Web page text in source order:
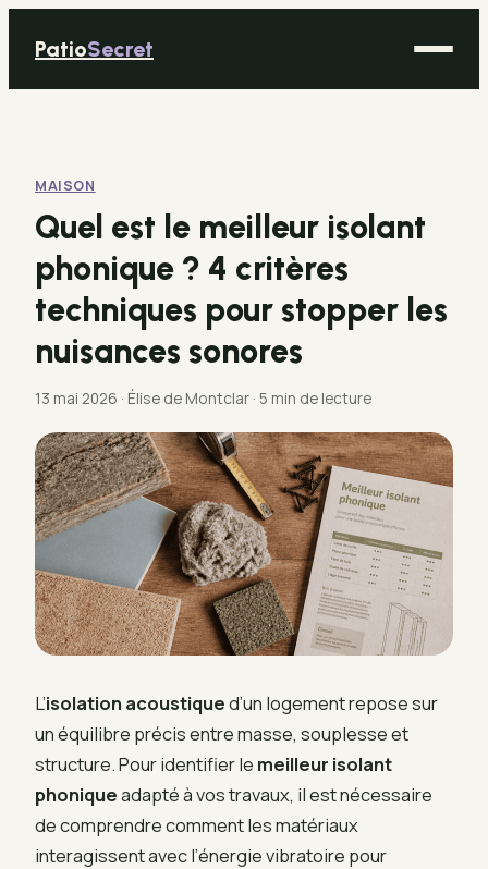
PatioSecret
Bricolage
Déco
Immobilier
Jardinage
MAISON
Quel est le meilleur isolant
phonique ? 4 critères
techniques pour stopper les
nuisances sonores
13 mai 2026 · Élise de Montclar · 5 min de lecture
L’isolation acoustiqued’un logement repose sur
un équilibre précis entre masse, souplesse et
structure. Pour identifier le meilleur isolant
phoniqueadapté à vos travaux, il est nécessaire
de comprendre comment les matériaux
interagissent avec l’énergie vibratoire pour